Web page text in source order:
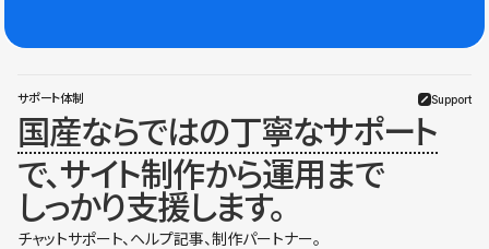
サポート体制 Support
国産ならではの丁寧なサポート
で、サイト制作から運用まで
しっかり支援します。
チャットサポート、ヘルプ記事、制作パートナー。